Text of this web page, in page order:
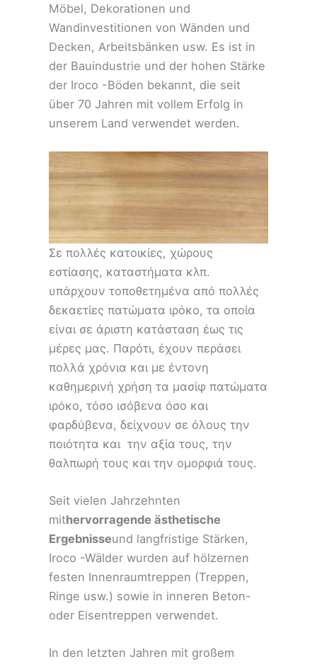
Möbel, Dekorationen und
Wandinvestitionen von Wänden und
Decken, Arbeitsbänken usw. Es ist in
der Bauindustrie und der hohen Stärke
der Iroco -Böden bekannt, die seit
über 70 Jahren mit vollem Erfolg in
unserem Land verwendet werden.
Σε πολλές κατοικίες, χώρους
εστίασης, καταστήματα κλπ.
υπάρχουν τοποθετημένα από πολλές
δεκαετίες πατώματα ιρόκο, τα οποία
είναι σε άριστη κατάσταση έως τις
μέρες μας. Παρότι, έχουν περάσει
πολλά χρόνια και με έντονη
καθημερινή χρήση τα μασίφ πατώματα
ιρόκο, τόσο ισόβενα όσο και
φαρδύβενα, δείχνουν σε όλους την
ποιότητα και την αξία τους, την
θαλπωρή τους και την ομορφιά τους.
Seit vielen Jahrzehnten
mithervorragende ästhetische
Ergebnisseund langfristige Stärken,
Iroco -Wälder wurden auf hölzernen
festen Innenraumtreppen (Treppen,
Ringe usw.) sowie in inneren Beton-
oder Eisentreppen verwendet.
In den letzten Jahren mit großem